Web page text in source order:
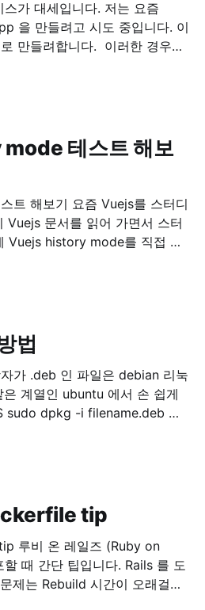
을 만들려고 시도 중입니다. 이
만들려합니다. 이러한 경우에
다. 환경 현재 시스템
Web
테스트 해보
Vuejs를 스터디
Vuejs history mode를 직접 테
모드 ·
이 필요한데, 간단한 기본
법
계열인 ubuntu 에서 손 쉽게
tip
on
단 팁입니다. Rails 를 도
제는 Rebuild 시간이 오래걸린